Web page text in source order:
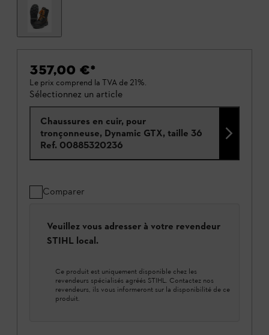
357,00 €*
Le prix comprend la TVA de 21%.
Sélectionnez un article
Chaussures en cuir, pour
tronçonneuse, Dynamic GTX, taille 36
Ref. 00885320236
Comparer
Veuillez vous adresser à votre revendeur
STIHL local.
Ce produit est uniquement disponible chez les
revendeurs spécialisés agréés STIHL. Contactez nos
revendeurs, ils vous informeront sur la disponibilité de ce
produit.